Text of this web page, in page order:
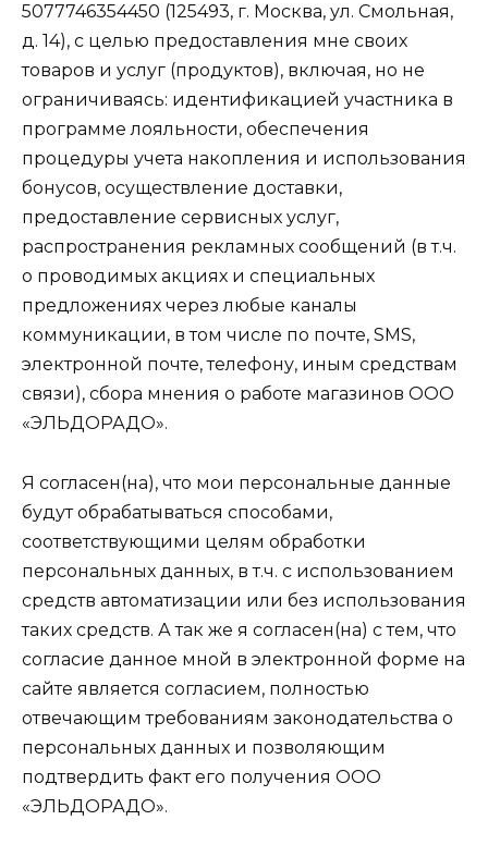
5077746354450 (125493, г. Москва, ул. Смольная,
д. 14), с целью предоставления мне своих
товаров и услуг (продуктов), включая, но не
ограничиваясь: идентификацией участника в
программе лояльности, обеспечения
процедуры учета накопления и использования
бонусов, осуществление доставки,
предоставление сервисных услуг,
распространения рекламных сообщений (в т.ч.
о проводимых акциях и специальных
предложениях через любые каналы
коммуникации, в том числе по почте, SMS,
электронной почте, телефону, иным средствам
связи), сбора мнения о работе магазинов ООО
«ЭЛЬДОРАДО».
Я согласен(на), что мои персональные данные
будут обрабатываться способами,
соответствующими целям обработки
персональных данных, в т.ч. с использованием
средств автоматизации или без использования
таких средств. А так же я согласен(на) с тем, что
согласие данное мной в электронной форме на
сайте является согласием, полностью
отвечающим требованиям законодательства о
персональных данных и позволяющим
подтвердить факт его получения ООО
«ЭЛЬДОРАДО».